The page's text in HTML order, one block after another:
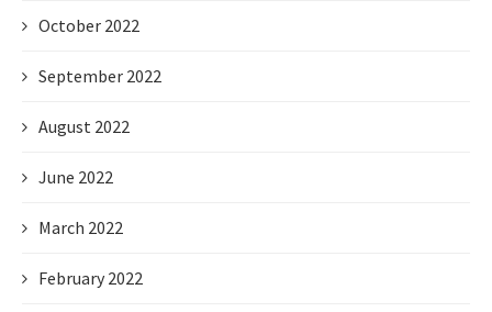
October 2022
September 2022
August 2022
June 2022
March 2022
February 2022